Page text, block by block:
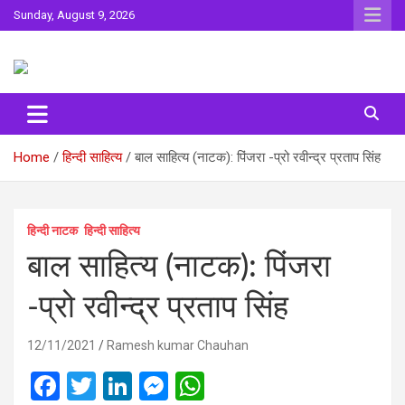
Skip
to
Sunday, August 9, 2026
Surta
Home हिन्दी साहित्य बाल साहित्य (नाटक): पिंजरा -प्रो रवीन्द्र प्रताप सिंह
हिन्‍दी नाटक हिन्दी साहित्य
बाल साहित्य (नाटक): पिंजरा
-प्रो रवीन्द्र प्रताप सिंह
12/11/2021 Ramesh kumar Chauhan
F
T
Li
M